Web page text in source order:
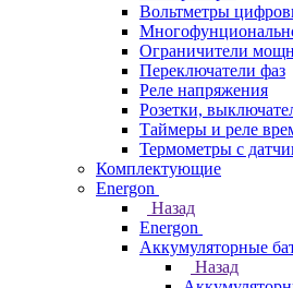
Вольтметры
Ограничители
Переключатели фаз
Реле напряжения
Розетки,
Таймеры и реле
Термометры c
Комплектующие
Energon
Назад
Energon
Аккумуляторные
Назад